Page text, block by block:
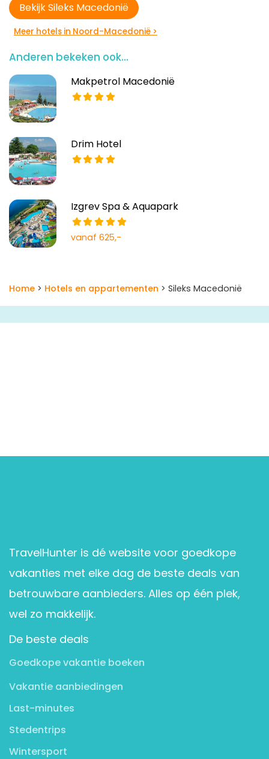
Bekijk Sileks Macedonië
Meer hotels in Noord-Macedonië >
Anderen bekeken ook...
Makpetrol Macedonië
Drim Hotel
Izgrev Spa & Aquapark
vanaf 625,-
Home > Hotels en appartementen > Sileks Macedonië
TravelHunter is dé website voor goedkope
vakanties met elke dag de beste deals van
betrouwbare aanbieders. Alles op één plek,
wel zo makkelijk.
De beste deals
Goedkope vakantie boeken
Vakantie aanbiedingen
Last-minutes
Stedentrips
Wintersport